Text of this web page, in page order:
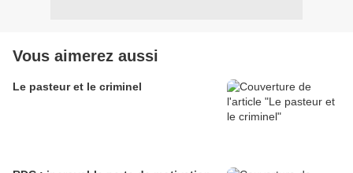
Vous aimerez aussi
Le pasteur et le criminel